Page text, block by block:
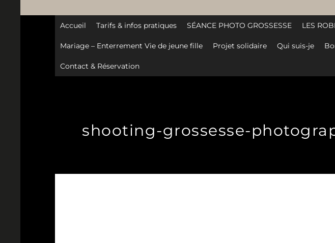
Accueil Tarifs & infos pratiques SÉANCE PHOTO GROSSESSE LES
Mariage – Enterrement Vie de jeune fille Projet solidaire Qui suis-je
Contact & Réservation
shooting-grossesse-